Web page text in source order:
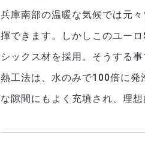
兵庫南部の温暖な気候では元
揮できます。しかしこのユー
シックス材を採用。そうする
熱工法は、水のみで100倍に
な隙間にもよく充填され、理